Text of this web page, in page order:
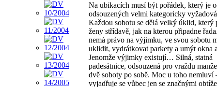
Na ubikacích musí být pořádek, který je
odsouzených velmi kategoricky
Každou sobotu se dělá velký úklid, který
ženy střídavě, jak na kterou připadne
nemá právo na výjimku, ve svou sobotu
uklidit, vydrátkovat parkety a umýt okna
Jenomže výjimky existují… Silná, statná
padesátnice, odsouzená pro vraždu
dvě soboty po sobě. Moc u toho
vyjadřuje se vůbec jen se značnými